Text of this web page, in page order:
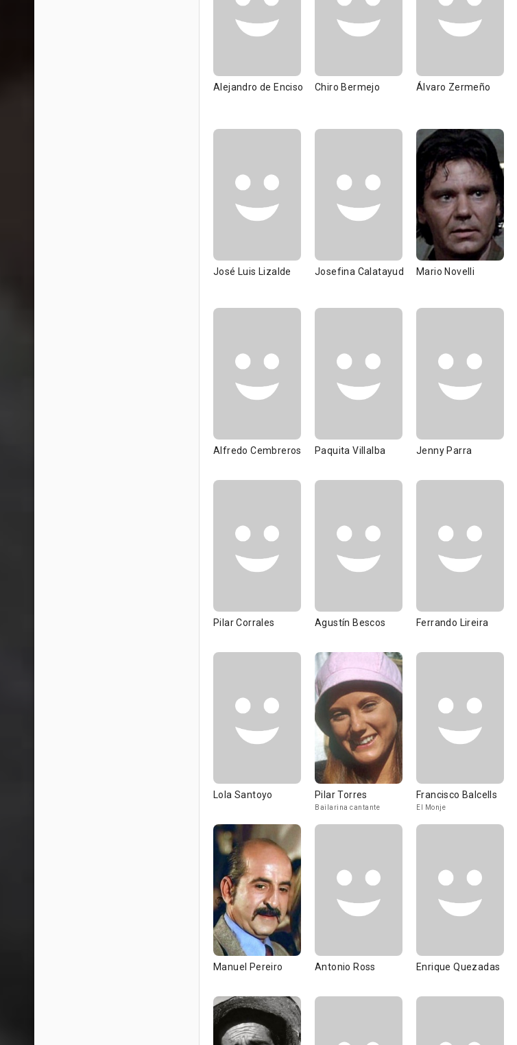
Alejandro de Enciso Chiro Bermejo Álvaro Zermeño
José Luis Lizalde Josefina Calatayud Mario Novelli
Alfredo Cembreros Paquita Villalba Jenny Parra
Pilar Corrales Agustín Bescos Ferrando Lireira
Lola Santoyo Pilar Torres
Bailarina cantante
Francisco Balcells
El Monje
Manuel Pereiro Antonio Ross Enrique Quezadas